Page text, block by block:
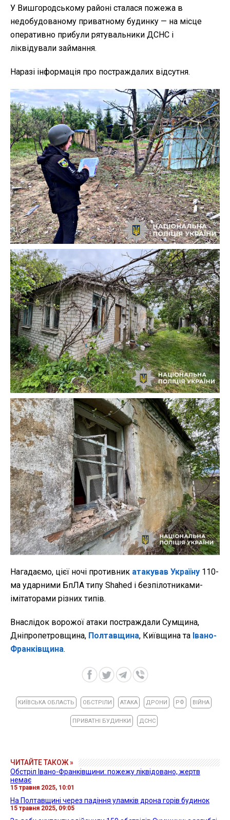
У Вишгородському районі сталася пожежа в
недобудованому приватному будинку — на місце
оперативно прибули рятувальники ДСНС і
ліквідували займання.
Наразі інформація про постраждалих відсутня.
Нагадаємо, цієї ночі противник атакував Україну 110-
ма ударними БпЛА типу Shahed і безпілотниками-
імітаторами різних типів.
Внаслідок ворожої атаки постраждали Сумщина,
Дніпропетровщина, Полтавщина, Київщина та Івано-
Франківщина.
КИЇВСЬКА ОБЛАСТЬ ОБСТРІЛИ АТАКА ДРОНИ РФ ВІЙНА
ПРИВАТНІ БУДИНКИ ДСНС
ЧИТАЙТЕ ТАКОЖ »
Обстріл Івано-Франківщини: пожежу ліквідовано, жертв
немає
15 травня 2025, 10:01
На Полтавщині через падіння уламків дрона горів будинок
15 травня 2025, 09:05